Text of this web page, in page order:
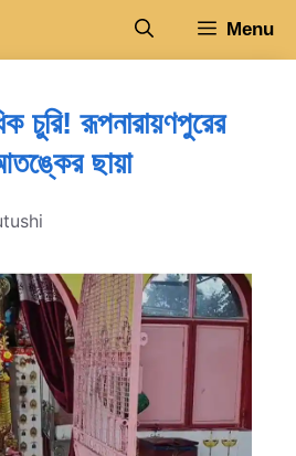
Menu
চুরি! রূপনারায়ণপুরের
ছায়া